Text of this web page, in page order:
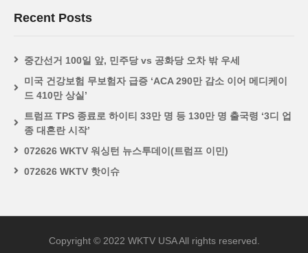
Recent Posts
중간선거 100일 앞, 민주당 vs 공화당 오차 밖 우세
미국 건강보험 무보험자 급증 ‘ACA 290만 감소 이어 메디케이
드 410만 상실’
트럼프 TPS 종료로 하이티 33만 명 등 130만 명 출국령 ‘3디 업
종 대혼란 시작’
072626 WKTV 워싱턴 뉴스투데이(트럼프 이민)
072626 WKTV 핫이슈
Copyright © 2022 WKTV USA All rights reserved.